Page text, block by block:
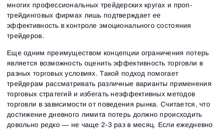
многих профессиональных трейдерских кругах и проп-
трейдинговых фирмах лишь подтверждает ее
эффективность в контроле эмоционального состояния
трейдеров.
Еще одним преимуществом концепции ограничения потерь
является возможность оценить эффективность торговли в
разных торговых условиях. Такой подход помогает
трейдерам рассматривать различные варианты применения
торговых стратегий и избегать неэффективных методов
торговли в зависимости от поведения рынка. Считается, что
достижение дневного лимита потерь должно происходить
довольно редко — не чаще 2-3 раз в месяц. Если ежедневно